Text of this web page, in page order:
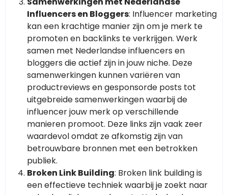
Influencers en Bloggers: Influencer marketing
kan een krachtige manier zijn om je merk te
promoten en backlinks te verkrijgen. Werk
samen met Nederlandse influencers en
bloggers die actief zijn in jouw niche. Deze
samenwerkingen kunnen variëren van
productreviews en gesponsorde posts tot
uitgebreide samenwerkingen waarbij de
influencer jouw merk op verschillende
manieren promoot. Deze links zijn vaak zeer
waardevol omdat ze afkomstig zijn van
betrouwbare bronnen met een betrokken
publiek.
Broken Link Building: Broken link building is
een effectieve techniek waarbij je zoekt naar